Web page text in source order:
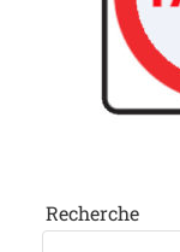
Recherche